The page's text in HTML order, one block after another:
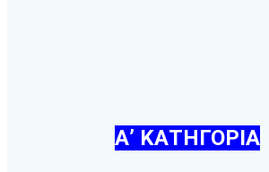
Α’ ΚΑΤΗΓΟΡΙΑ